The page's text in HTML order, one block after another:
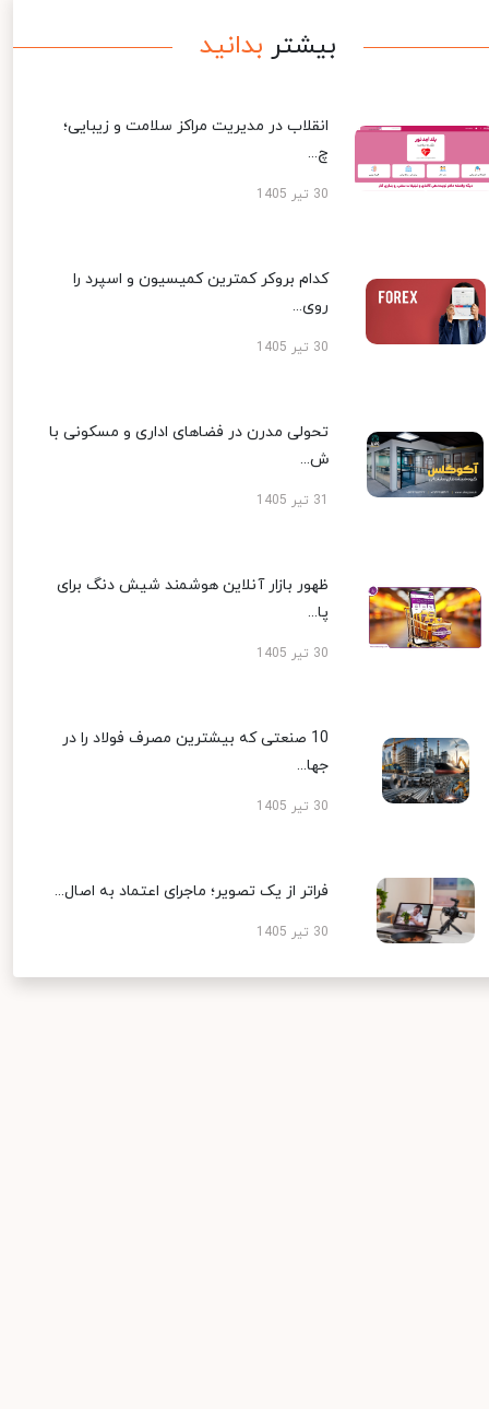
بیشتر بدانید
انقلاب در مدیریت مراکز سلامت و زیبایی؛
چ...
30 تیر 1405
کدام بروکر کمترین کمیسیون و اسپرد را
روی...
30 تیر 1405
تحولی مدرن در فضاهای اداری و مسکونی با
ش...
ظهور بازار آنلاین هوشمند شیش دنگ برای
پا...
30 تیر 1405
10 صنعتی که بیشترین مصرف فولاد را در
جها...
30 تیر 1405
فراتر از یک تصویر؛ ماجرای اعتماد به اصال...
30 تیر 1405